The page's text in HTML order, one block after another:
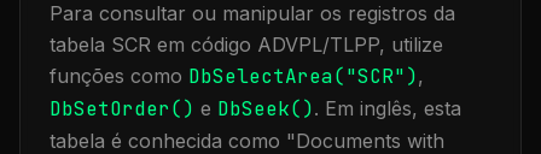
Para consultar ou manipular os registros da
tabela SCR em código ADVPL/TLPP, utilize
funções como DbSelectArea("SCR"),
DbSetOrder() e DbSeek(). Em inglês, esta
tabela é conhecida como "Documents with